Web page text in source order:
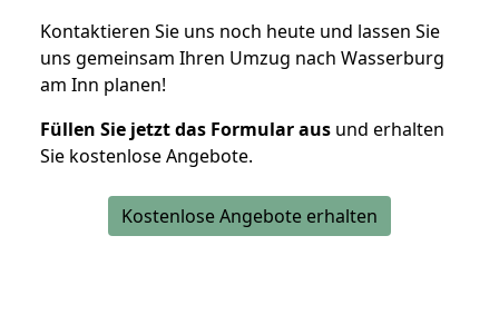
Kontaktieren Sie uns noch heute und lassen Sie
uns gemeinsam Ihren Umzug nach Wasserburg
am Inn planen!
Füllen Sie jetzt das Formular aus und erhalten
Sie kostenlose Angebote.
Kostenlose Angebote erhalten